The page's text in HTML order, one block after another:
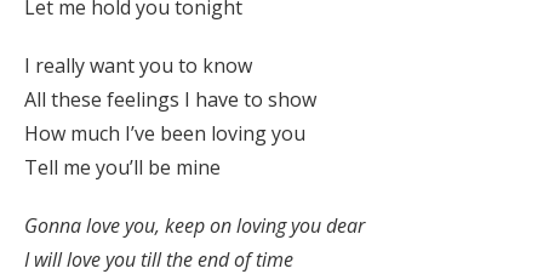
Let me hold you tonight
I really want you to know
All these feelings I have to show
How much I’ve been loving you
Tell me you’ll be mine
Gonna love you, keep on loving you dear
I will love you till the end of time